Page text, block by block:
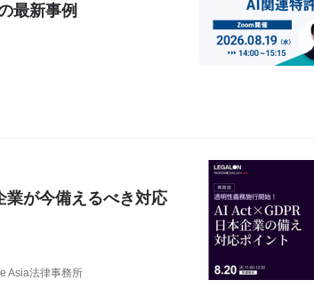
最新事例
が今備えるべき対応
Asia法律事務所